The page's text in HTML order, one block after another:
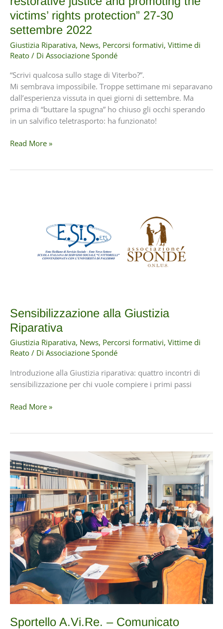
victims’ rights protection” 27-30
settembre 2022
Giustizia Riparativa, News, Percorsi formativi, Vittime di
Reato / Di Associazione Spondé
“Scrivi qualcosa sullo stage di Viterbo?”.
Mi sembrava impossibile. Troppe settimane mi separavano
dall’esperienza vissuta in quei giorni di settembre. Ma
prima di “buttare la spugna” ho chiuso gli occhi sperando
in un salvifico teletrasporto: ha funzionato!
ERASMUS
protection”
27-
30
settembre
Read More »
Sensibilizzazione alla Giustizia
Riparativa
Giustizia Riparativa, News, Percorsi formativi, Vittime di
Reato / Di Associazione Spondé
Introduzione alla Giustizia riparativa: quattro incontri di
sensibilizzazione per chi vuole compiere i primi passi
Sensibilizzazione
Read More »
Sportello A.Vi.Re. – Comunicato